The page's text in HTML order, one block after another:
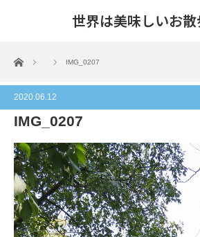
世界は美味しいお
ホーム IMG_0207
2020.06.12
IMG_0207